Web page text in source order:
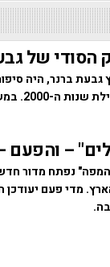
הסודי של
גבעת ברנר, היה
– והפעם
נפתח מדור
מדי פעם יעודכן